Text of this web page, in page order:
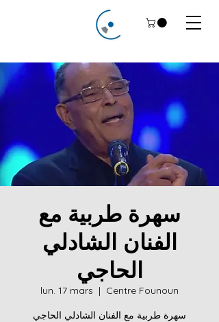
سهرة طربية مع
الفنان الشادلي
الحاجي
lun. 17 mars
  |
Centre Founoun
سهرة طربية مع الفنان الشادلي الحاجي